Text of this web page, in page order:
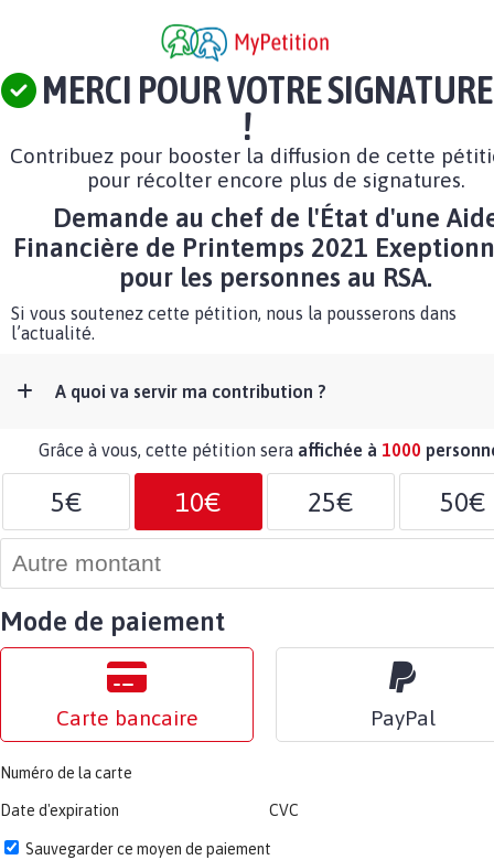
MERCI POUR VOTRE SIGNATURE
!
Contribuez pour booster la diffusion de cette
pour récolter encore plus de signatures.
Demande au chef de l'État d'une
Financière de Printemps 2021
pour les personnes au RSA.
Si vous soutenez cette pétition, nous la pousserons dans
l’actualité.
A quoi va servir ma contribution ?
Grâce à vous, cette pétition sera affichée à 1000
5€ 10€ 25€ 50€
Mode de paiement
Carte bancaire PayPal
Numéro de la carte
Date d'expiration CVC
Sauvegarder ce moyen de paiement